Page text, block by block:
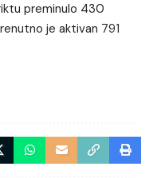
preminulo 430
je aktivan 791